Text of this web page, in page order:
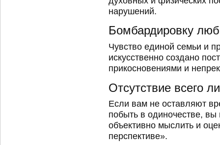
нарушений.
Бомбардировку
Чувство единой семьи и
искусственно создано
прикосновениями и
Отсутствие всего
Если вам не оставляют
побыть в одиночестве, вы
объективно мыслить и
перспективе».